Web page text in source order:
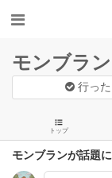
モンブラン
行っ
トップ
モンブランが話題